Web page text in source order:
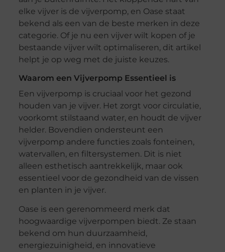
elke vijver is de vijverpomp, en Oase staat
bekend als een van de beste merken in deze
categorie. Of je nu een vijver wilt kopen of je
bestaande vijver wilt optimaliseren, dit artikel
helpt je op weg met de juiste keuzes.
Waarom een Vijverpomp Essentieel is
Een vijverpomp is cruciaal voor het gezond
houden van je vijver. Het zorgt voor circulatie,
voorkomt stilstaand water, en houdt de vijver
helder. Bovendien ondersteunt een
vijverpomp andere functies zoals fonteinen,
watervallen, en filtersystemen. Dit is niet
alleen esthetisch aantrekkelijk, maar ook
essentieel voor de gezondheid van de vissen
en planten in je vijver.
Oase is een gerenommeerd merk dat
hoogwaardige vijverpompen biedt. Ze staan
bekend om hun duurzaamheid,
energiezuinigheid, en innovatieve